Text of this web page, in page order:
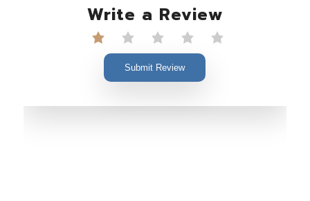
Write a Review
Submit Review